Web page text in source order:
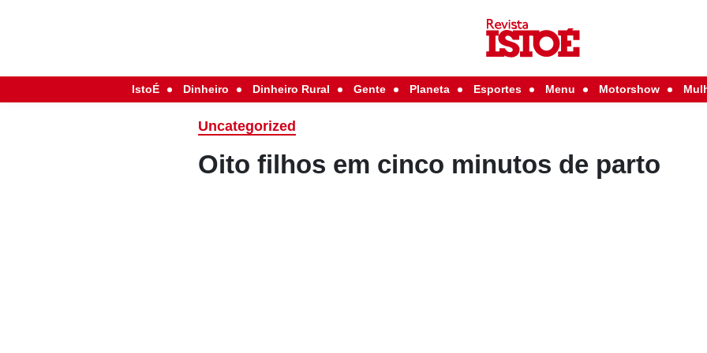
IstoÉ Dinheiro Dinheiro Rural Gente Planeta Esportes Menu Motorshow
Uncategorized
Oito filhos em cinco minutos de parto